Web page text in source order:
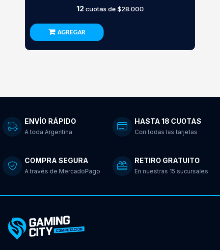
12cuotas de $28.000
AGREGAR
ENVÍO RÁPIDO
A toda Argentina
HASTA 18 CUOTAS
Con todas las tarjetas
COMPRA SEGURA
A través de MercadoPago
RETIRO GRATUITO
En nuestras 15 sucursales